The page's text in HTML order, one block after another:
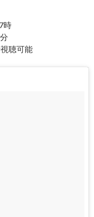
時
聴可能